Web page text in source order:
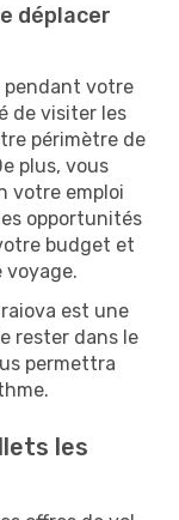
déplacer
pendant votre
de visiter les
périmètre de
plus, vous
votre emploi
opportunités
budget et
voyage.
est une
rester dans le
permettra
les